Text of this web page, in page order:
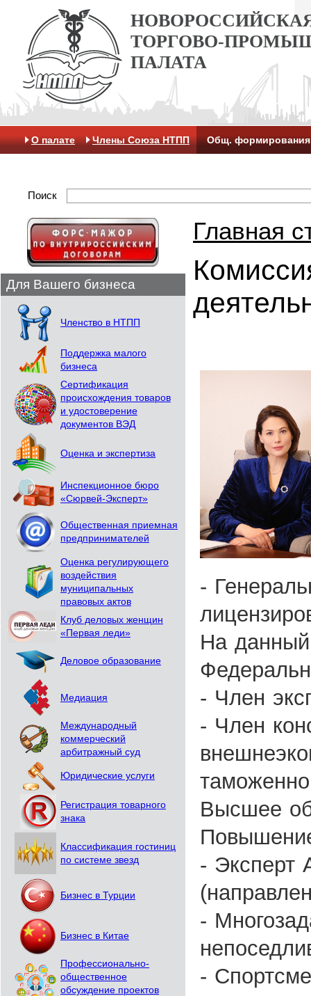
ТОРГОВО-
ПАЛАТА
О палате Члены Союза НТПП Общ. формирования
Поиск
Для Вашего бизнеса
Членство в НТПП
Поддержка малого
бизнеса
Сертификация
происхождения товаров
и удостоверение
документов ВЭД
Оценка и экспертиза
Инспекционное бюро
«Сюрвей-Эксперт»
Общественная приемная
предпринимателей
Оценка регулирующего
воздействия
муниципальных
правовых актов
Клуб деловых женщин
«Первая леди»
Деловое образование
Медиация
Международный
коммерческий
арбитражный суд
Юридические услуги
Регистрация товарного
знака
Классификация гостиниц
по системе звезд
Бизнес в Турции
Бизнес в Китае
Профессионально-
общественное
обсуждение проектов
Главная
-
На
- Член
- Член
Высшее
- Эксперт
-
-